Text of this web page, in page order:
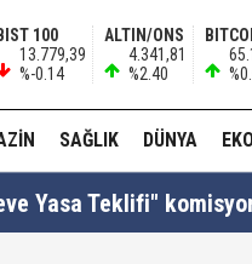
BIST 100
13.779,39
%-0.14
ALTIN/ONS
4.341,81
%2.40
SAĞLIK DÜNYA
Yasa Teklifi"